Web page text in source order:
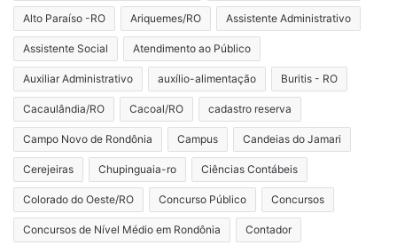
Alto Paraíso -RO Ariquemes/RO Assistente Administrativo
Assistente Social Atendimento ao Público
Auxiliar Administrativo auxílio-alimentação Buritis - RO
Cacaulândia/RO Cacoal/RO cadastro reserva
Campo Novo de Rondônia Campus Candeias do Jamari
Cerejeiras Chupinguaia-ro Ciências Contábeis
Colorado do Oeste/RO Concurso Público Concursos
Concursos de Nível Médio em Rondônia Contador